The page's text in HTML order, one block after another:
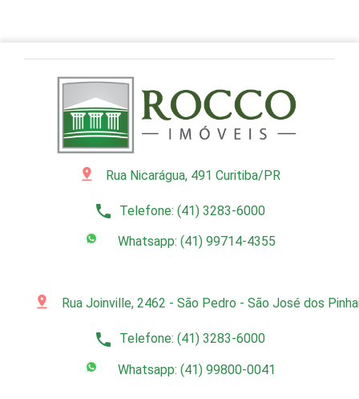
pin_drop Rua Nicarágua, 491 Curitiba/PR
phone Telefone: (41) 3283-6000
Whatsapp: (41) 99714-4355
pin_drop Rua Joinville, 2462 - São Pedro - São José dos
phone Telefone: (41) 3283-6000
Whatsapp: (41) 99800-0041